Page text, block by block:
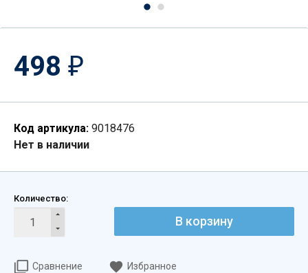
498 ₽
Код артикула: 9018476
Нет в наличии
Количество:
В корзину
Сравнение Избранное